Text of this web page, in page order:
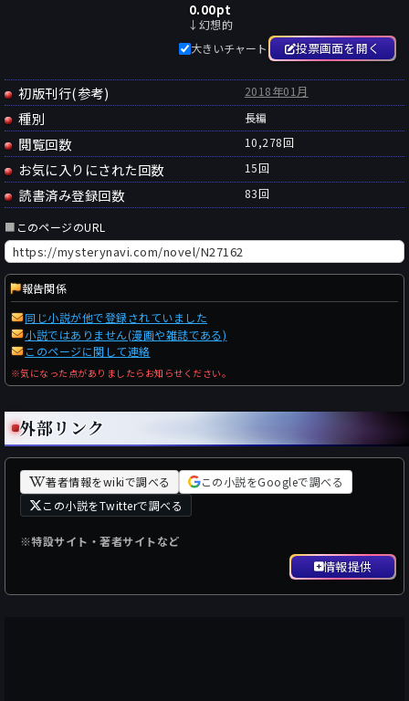
0.00pt
↓幻想的
大きいチャート
投票画面を開く
初版刊行(参考) 2018年01月
種別 長編
閲覧回数 10,278回
お気に入りにされた回数 15回
読書済み登録回数 83回
■ このページのURL
報告関係
同じ小説が他で登録されていました
小説ではありません(漫画や雑誌である)
このページに関して連絡
※気になった点がありましたらお知らせください。
外部リンク
著者情報をwikiで調べる
この小説をGoogleで調べる
この小説をTwitterで調べる
※特設サイト・著者サイトなど
情報提供